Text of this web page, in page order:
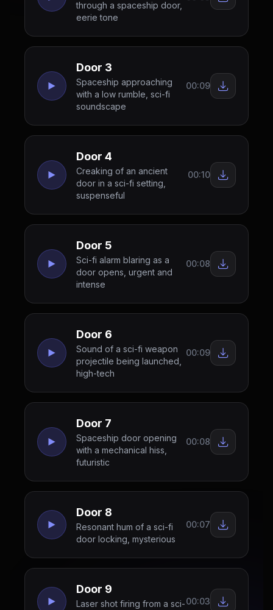
through a spaceship door,
eerie tone
Door 3
Spaceship approaching
with a low rumble, sci-fi
soundscape
00:09
Door 4
Creaking of an ancient
door in a sci-fi setting,
suspenseful
00:10
Door 5
Sci-fi alarm blaring as a
door opens, urgent and
intense
00:08
Door 6
Sound of a sci-fi weapon
projectile being launched,
high-tech
00:09
Door 7
Spaceship door opening
with a mechanical hiss,
futuristic
00:08
Door 8
Resonant hum of a sci-fi
door locking, mysterious
00:07
Door 9
Laser shot firing from a sci-00:03